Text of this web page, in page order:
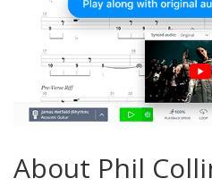
About Phil